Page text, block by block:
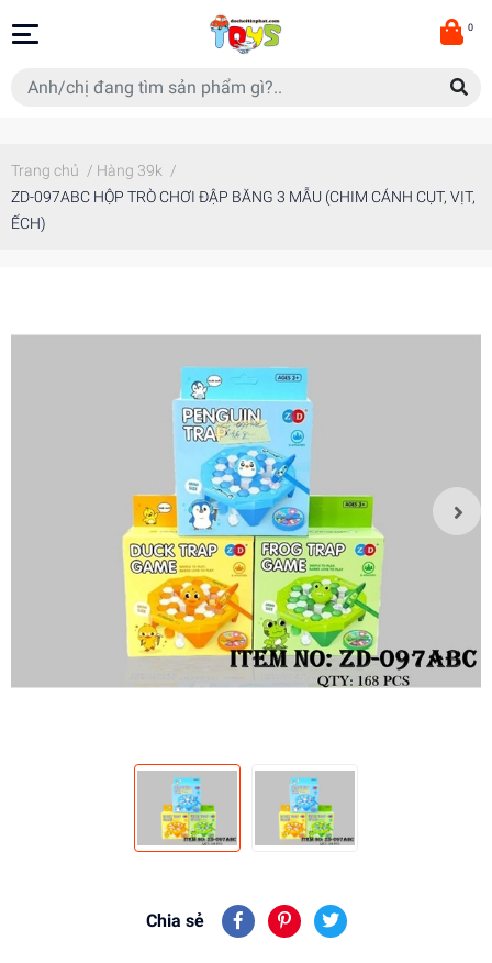
0
Trang chủ / Hàng 39k /
ZD-097ABC HỘP TRÒ CHƠI ĐẬP BĂNG 3 MẪU (CHIM CÁNH CỤT, VỊT,
ẾCH)
Chia sẻ